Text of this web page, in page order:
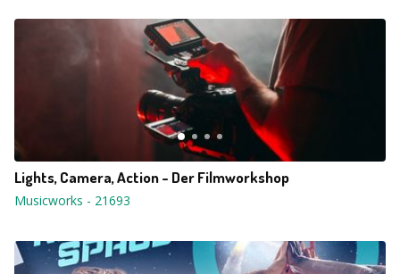
Lights, Camera, Action - Der Filmworkshop
Musicworks - 21693